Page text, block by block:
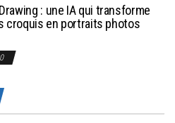
: une IA qui transforme
croquis en portraits photos